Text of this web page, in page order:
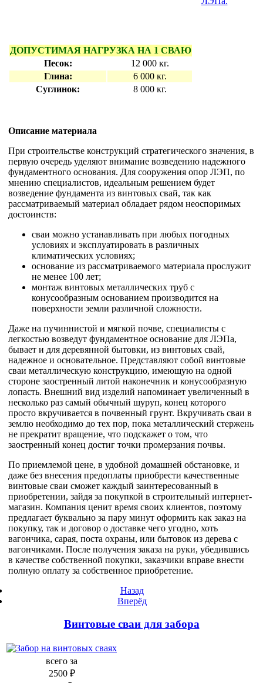
ДОПУСТИМАЯ НАГРУЗКА НА 1 СВАЮ
Песок:
12 000 кг.
Глина:
6 000 кг.
Суглинок:
8 000 кг.
Описание материала
При строительстве конструкций стратегического значения, в
первую очередь уделяют внимание возведению надежного
фундаментного основания. Для сооружения опор ЛЭП, по
мнению специалистов, идеальным решением будет
возведение фундамента из винтовых свай, так как
рассматриваемый материал обладает рядом неоспоримых
достоинств:
сваи можно устанавливать при любых погодных
условиях и эксплуатировать в различных
климатических условиях;
основание из рассматриваемого материала прослужит
не менее 100 лет;
монтаж винтовых металлических труб с
конусообразным основанием производится на
поверхности земли различной сложности.
Даже на пучиннистой и мягкой почве, специалисты с
легкостью возведут фундаментное основание для ЛЭПа,
бывает и для деревянной бытовки, из винтовых свай,
надежное и основательное. Представляют собой винтовые
сваи металлическую конструкцию, имеющую на одной
стороне заостренный литой наконечник и конусообразную
лопасть. Внешний вид изделий напоминает увеличенный в
несколько раз самый обычный шуруп, конец которого
просто вкручивается в почвенный грунт. Вкручивать сваи в
землю необходимо до тех пор, пока металлический стержень
не прекратит вращение, что подскажет о том, что
заостренный конец достиг точки промерзания почвы.
По приемлемой цене, в удобной домашней обстановке, и
даже без внесения предоплаты приобрести качественные
винтовые сваи сможет каждый заинтересованный в
приобретении, зайдя за покупкой в строительный интернет-
магазин. Компания ценит время своих клиентов, поэтому
предлагает буквально за пару минут оформить как заказ на
покупку, так и договор о доставке чего угодно, хоть
вагончика, сарая, поста охраны, или бытовок из дерева с
вагончиками. После получения заказа на руки, убедившись
в качестве собственной покупки, заказчики вправе внести
полную оплату за собственное приобретение.
Назад
Вперёд
Винтовые сваи для забора
всего за
2500 ₽